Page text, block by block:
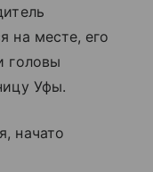
на месте, его
головы
Уфы.
начато